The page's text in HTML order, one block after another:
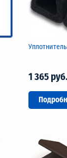
1 365 руб.